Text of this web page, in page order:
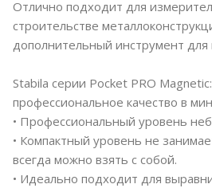
Отлично подходит для
строительстве
дополнительный инструмент для
Stabila серии Pocket PRO Magnetic:
профессиональное качество в
• Профессиональный уровень
• Компактный уровень не
всегда можно взять с собой.
• Идеально подходит для